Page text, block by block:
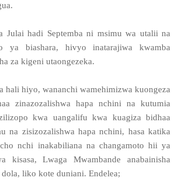
Julai hadi Septemba ni msimu wa utalii na
ya biashara, hivyo inatarajiwa kwamba
za kigeni utaongezeka.
hali hiyo, wananchi wamehimizwa kuongeza
zinazozalishwa hapa nchini na kutumia
kwa uangalifu kwa kuagiza bidhaa
na zisizozalishwa hapa nchini, hasa katika
nchi inakabiliana na changamoto hii ya
kisasa, Lwaga Mwambande anabainisha
liko kote duniani. Endelea;